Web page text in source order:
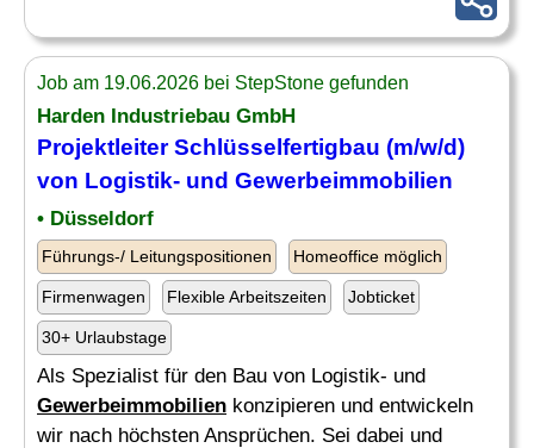
Job am 19.06.2026 bei StepStone gefunden
Harden Industriebau GmbH
Projektleiter Schlüsselfertigbau (m/w/d)
von Logistik- und Gewerbeimmobilien
• Düsseldorf
Führungs-/ Leitungspositionen Homeoffice möglich
Firmenwagen Flexible Arbeitszeiten Jobticket
30+ Urlaubstage
Als Spezialist für den Bau von Logistik- und
Gewerbeimmobilien konzipieren und entwickeln
wir nach höchsten Ansprüchen. Sei dabei und